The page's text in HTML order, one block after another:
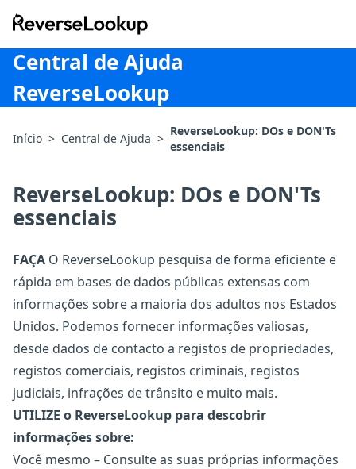
ReverseLookup
Central de Ajuda
ReverseLookup
Início > Central de Ajuda >
ReverseLookup: DOs e DON'Ts
essenciais
ReverseLookup: DOs e DON'Ts
essenciais
FAÇA O ReverseLookup pesquisa de forma eficiente e
rápida em bases de dados públicas extensas com
informações sobre a maioria dos adultos nos Estados
Unidos. Podemos fornecer informações valiosas,
desde dados de contacto a registos de propriedades,
registos comerciais, registos criminais, registos
judiciais, infrações de trânsito e muito mais.
UTILIZE o ReverseLookup para descobrir
informações sobre:
Você mesmo – Consulte as suas próprias informações